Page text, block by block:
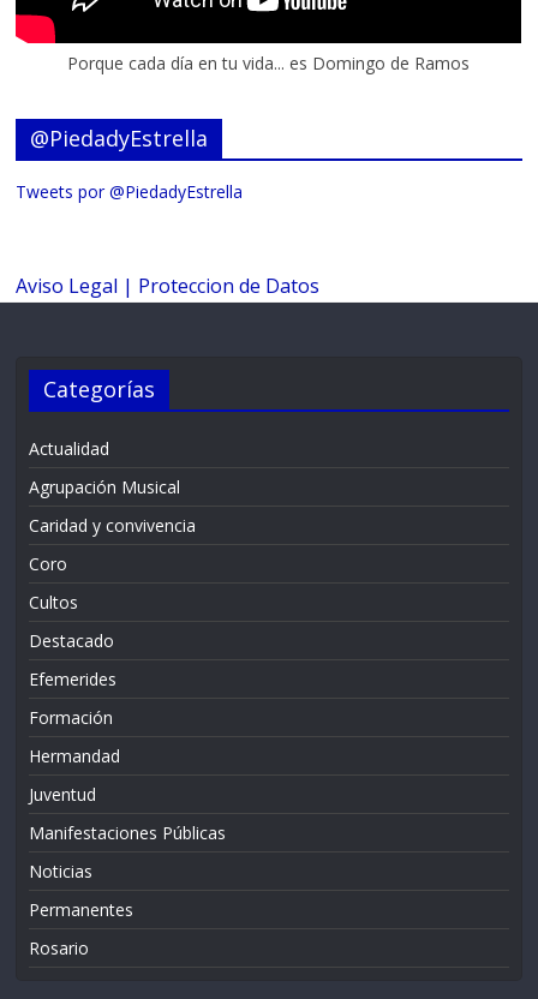
Porque cada día en tu vida... es Domingo de Ramos
@PiedadyEstrella
Tweets por @PiedadyEstrella
Aviso Legal | Proteccion de Datos
Categorías
Actualidad
Agrupación Musical
Caridad y convivencia
Coro
Cultos
Destacado
Efemerides
Formación
Hermandad
Juventud
Manifestaciones Públicas
Noticias
Permanentes
Rosario